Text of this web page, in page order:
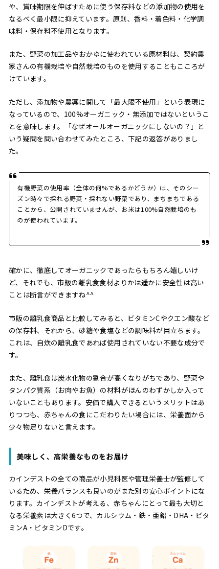
や、賞味期限を伸ばすために使う保存料などの添加物の使用を
なるべく最小限に抑えています。原則、香料・着色料・化学調
味料・保存料不使用となります。
また、野菜の加工品やおかゆに使われている原材料は、契約農
家さんの有機栽培や自然栽培のものを使用することもこころが
けています。
ただし、添加物や農薬に関して「最大限不使用」という表現に
なっているので、100%オーガニック・無添加ではないというこ
とを意味します。「なぜオールオーガニックにしないの？」と
いう疑問を問い合わせてみたところ、下記の返答がありまし
た。
有機野菜の使用率（全体の何%であるかどうか）は、そのシー
ズン時々で採れる野菜・採れない野菜であり、まちまちである
ことから、公開されていませんが、お米は100%自然栽培のも
のが使われています。
確かに、徹底してオーガニックであったらもちろん嬉しいけ
ど、それでも、市販の離乳食食材よりかは遥かに安全性は高い
ことは断言ができますね^^
市販の離乳食商品と比較してみると、ビタミンCやクエン酸など
の保存料、それから、砂糖や食塩などの調味料が目立ちます。
これは、自炊の離乳食であれば使用されていない不要な成分で
す。
また、離乳食は炭水化物の割合が高くなりがちであり、野菜や
タンパク質系（お肉やお魚）の材料がほんのわずかしか入って
いないこともあります。安価で購入できるというメリットはあ
りつつも、赤ちゃんの食にこだわりたい場合には、栄養面から
少々物足りないと言えます。
美味しく、高栄養なものをお届け
カインデストの全ての商品が小児科医や管理栄養士が監修して
いるため、栄養バランスも良いのがまた別の安心ポイントにな
ります。カインデストが考える、赤ちゃんにとって最も大切と
なる栄養素は大きく6つで、カルシウム・鉄・亜鉛・DHA・ビタ
ミンA・ビタミンDです。